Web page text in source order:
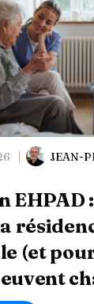
JEAN-
EHPAD
(et